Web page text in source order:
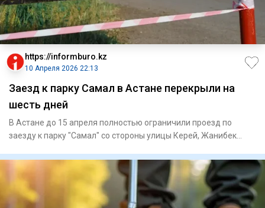
https://informburo.kz
10 Апреля 2026 22:13
Заезд к парку Самал в Астане перекрыли на
шесть дней
В Астане до 15 апреля полностью ограничили проезд по
заезду к парку "Самал" со стороны улицы Керей, Жанибек